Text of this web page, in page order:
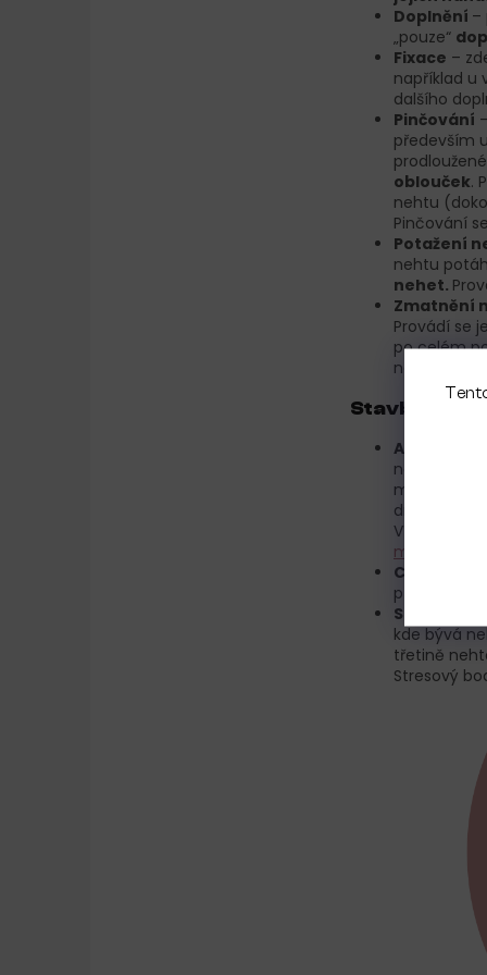
Doplnění –
„pouze“
Fixace –
například u
dalšího
Pinčování
především
oblouček.
nehtu
Pinčování
Potažení
nehtu
nehet.
Zmatnění
Provádí se
po celém
nehtovému
Stavba nehtu
Apex
– v
nehet
materiálu
držet a
Více o
modeláže
C-oblouk
přírodního
Stresový
kde bývá
třetině
Stresový